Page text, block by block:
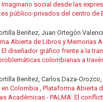
Imaginario social desde las
público-privados del centro de
Benítez, Juan Ortegón
Abierta de Libros y Memorias
El diseñador gráfico frente a la
colombianas a
Benítez, Carlos Daza-Orozco,
Colombia , Plataforma Abierta
Académicas - PALMA: El